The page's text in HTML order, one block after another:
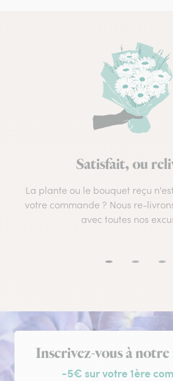
Satisfait, ou
La plante ou le bouquet reçu
votre commande ? Nous re-
avec toutes nos
Inscription à la
Inscrivez-vous à
-5€ sur votre 1ère